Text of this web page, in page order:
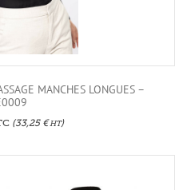
MANCHES LONGUES –
(33,25 €HT)